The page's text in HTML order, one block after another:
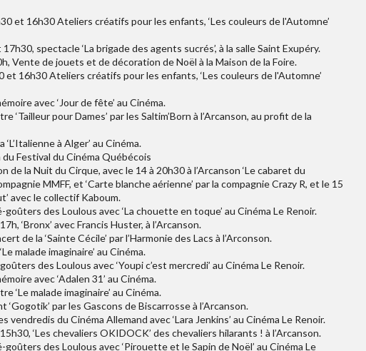
et 16h30 Ateliers créatifs pour les enfants, ‘Les couleurs de l'Automne’
spectacle ‘La brigade des agents sucrés’, à la salle Saint Exupéry.
Vente de jouets et de décoration de Noël à la Maison de la Foire.
et 16h30 Ateliers créatifs pour les enfants, ‘Les couleurs de l'Automne’
avec ‘Jour de fête’ au Cinéma.
‘Tailleur pour Dames’ par les Saltim’Born à l’Arcanson, au profit de la
à Alger’ au Cinéma.
Festival du Cinéma Québécois
la Nuit du Cirque, avec le 14 à 20h30 à l’Arcanson ‘Le cabaret du
MMFF, et ‘Carte blanche aérienne’ par la compagnie Crazy R, et le 15
avec le collectif Kaboum.
des Loulous avec ‘La chouette en toque’ au Cinéma Le Renoir.
‘Bronx’ avec Francis Huster, à l’Arcanson.
de la ‘Sainte Cécile’ par l’Harmonie des Lacs à l’Arconson.
malade imaginaire’ au Cinéma.
des Loulous avec ‘Youpi c’est mercredi’ au Cinéma Le Renoir.
avec ‘Adalen 31’ au Cinéma.
‘Le malade imaginaire’ au Cinéma.
par les Gascons de Biscarrosse à l’Arcanson.
vendredis du Cinéma Allemand avec ‘Lara Jenkins’ au Cinéma Le Renoir.
‘Les chevaliers OKIDOCK’ des chevaliers hilarants ! à l’Arcanson.
des Loulous avec ‘Pirouette et le Sapin de Noël’ au Cinéma Le